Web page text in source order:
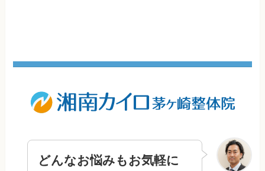
どんなお悩みもお気軽に